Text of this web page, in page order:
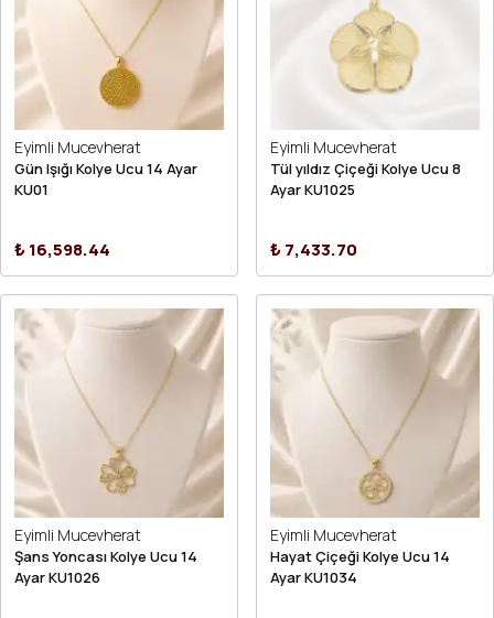
Eyimli Mucevherat
Gün Işığı Kolye Ucu 14 Ayar
KU01
₺ 16,598.44
Eyimli Mucevherat
Tül yıldız Çiçeği Kolye Ucu 8
Ayar KU1025
₺ 7,433.70
Eyimli Mucevherat
Şans Yoncası Kolye Ucu 14
Ayar KU1026
Eyimli Mucevherat
Hayat Çiçeği Kolye Ucu 14
Ayar KU1034